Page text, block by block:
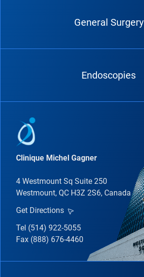
General Surgery
Endoscopies
Clinique Michel Gagner
4 Westmount Sq Suite 250
Westmount, QC H3Z 2S6, Canada
Get Directions
Tel (514) 922-5055
Fax (888) 676-4460